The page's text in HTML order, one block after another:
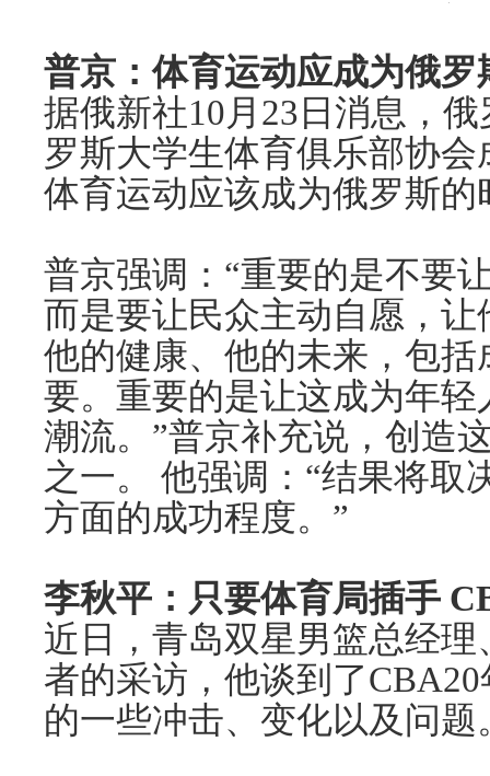
普京：体育运动应成为俄罗
据俄新社10月23日消息，
罗斯大学生体育俱乐部协
体育运动应该成为俄罗斯的
普京强调：“重要的是不要
而是要让民众主动自愿，
他的健康、他的未来，包
要。重要的是让这成为年
潮流。”普京补充说，创造
之一。 他强调：“结果将取
方面的成功程度。”
李秋平：只要体育局插手
近日，青岛双星男篮总经
者的采访，他谈到了
的一些冲击、变化以及问题